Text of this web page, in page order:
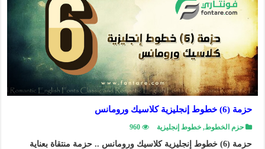
حزمة (6) خطوط إنجليزية كلاسيك ورومانس
حزم الخطوط,خطوط إنجليزية 960
حزمة (6) خطوط إنجليزية كلاسيك ورومانس .. حزمة منتقاة بعناية